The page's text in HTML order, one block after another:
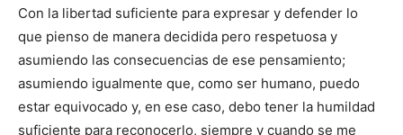
Con la libertad suficiente para expresar y defender lo
que pienso de manera decidida pero respetuosa y
asumiendo las consecuencias de ese pensamiento;
asumiendo igualmente que, como ser humano, puedo
estar equivocado y, en ese caso, debo tener la humildad
suficiente para reconocerlo, siempre y cuando se me